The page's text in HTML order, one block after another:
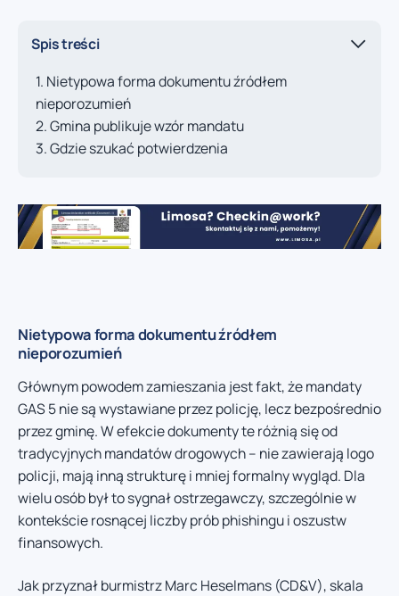
Spis treści
Nietypowa forma dokumentu źródłem
nieporozumień
Gmina publikuje wzór mandatu
Gdzie szukać potwierdzenia
Nietypowa forma dokumentu źródłem
nieporozumień
Głównym powodem zamieszania jest fakt, że mandaty
GAS 5 nie są wystawiane przez policję, lecz bezpośrednio
przez gminę. W efekcie dokumenty te różnią się od
tradycyjnych mandatów drogowych – nie zawierają logo
policji, mają inną strukturę i mniej formalny wygląd. Dla
wielu osób był to sygnał ostrzegawczy, szczególnie w
kontekście rosnącej liczby prób phishingu i oszustw
finansowych.
Jak przyznał burmistrz Marc Heselmans (CD&V), skala